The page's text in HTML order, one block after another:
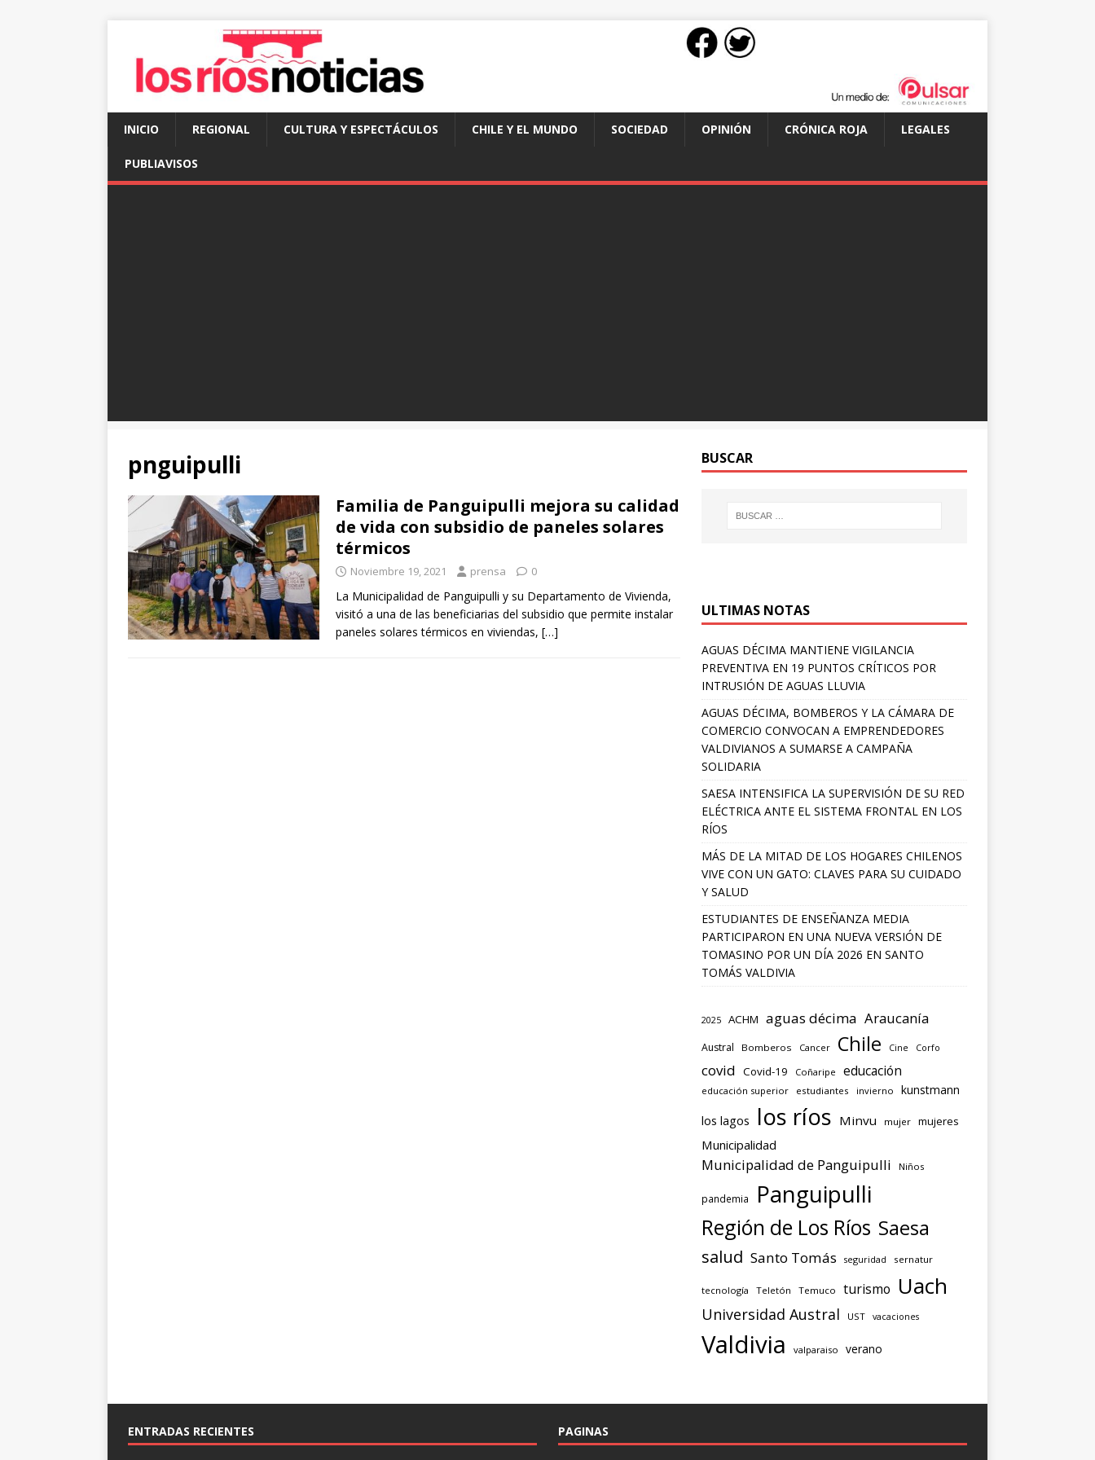
INICIO REGIONAL CULTURA Y ESPECTÁCULOS CHILE Y EL MUNDO SOCIEDAD OPINIÓN CRÓNICA ROJA LEGALES
PUBLIAVISOS
pnguipulli
Familia de Panguipulli mejora su calidad
de vida con subsidio de paneles solares
térmicos
Noviembre 19, 2021 prensa 0
La Municipalidad de Panguipulli y su Departamento de Vivienda,
visitó a una de las beneficiarias del subsidio que permite instalar
paneles solares térmicos en viviendas, […]
BUSCAR
ULTIMAS NOTAS
AGUAS DÉCIMA MANTIENE VIGILANCIA
PREVENTIVA EN 19 PUNTOS CRÍTICOS POR
INTRUSIÓN DE AGUAS LLUVIA
AGUAS DÉCIMA, BOMBEROS Y LA CÁMARA DE
COMERCIO CONVOCAN A EMPRENDEDORES
VALDIVIANOS A SUMARSE A CAMPAÑA
SOLIDARIA
SAESA INTENSIFICA LA SUPERVISIÓN DE SU RED
ELÉCTRICA ANTE EL SISTEMA FRONTAL EN LOS
RÍOS
MÁS DE LA MITAD DE LOS HOGARES CHILENOS
VIVE CON UN GATO: CLAVES PARA SU CUIDADO
Y SALUD
ESTUDIANTES DE ENSEÑANZA MEDIA
PARTICIPARON EN UNA NUEVA VERSIÓN DE
TOMASINO POR UN DÍA 2026 EN SANTO
TOMÁS VALDIVIA
2025 ACHM aguas décima Araucanía
Austral Bomberos Cancer Chile Cine Corfo
covid Covid-19 Coñaripe educación
educación superior estudiantes invierno kunstmann
los lagos los ríos Minvu mujer mujeres
Municipalidad
Municipalidad de Panguipulli Niños
pandemia Panguipulli
Región de Los Ríos Saesa
salud Santo Tomás seguridad sernatur
tecnología Teletón Temuco turismo Uach
Universidad Austral UST vacaciones
Valdivia valparaiso verano
ENTRADAS RECIENTES PAGINAS